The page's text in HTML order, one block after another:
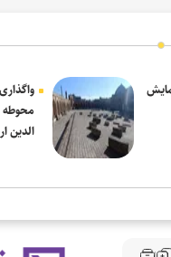
الدین